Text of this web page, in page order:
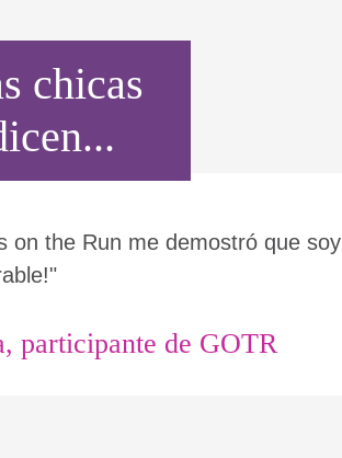
chicas
on the Run me demostró que soy
participante de GOTR